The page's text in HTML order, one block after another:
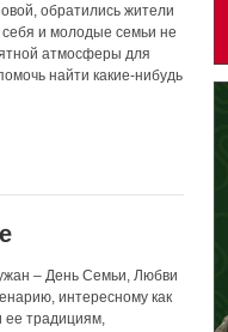
обратились жители
себя и молодые семьи не
атмосферы для
найти какие-нибудь
– День Семьи, Любви
интересному как
ее традициям,